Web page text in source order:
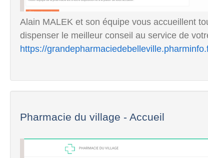
Alain MALEK et son équipe vous accueillent
dispenser le meilleur conseil au service de
https://
Pharmacie du village - Accueil